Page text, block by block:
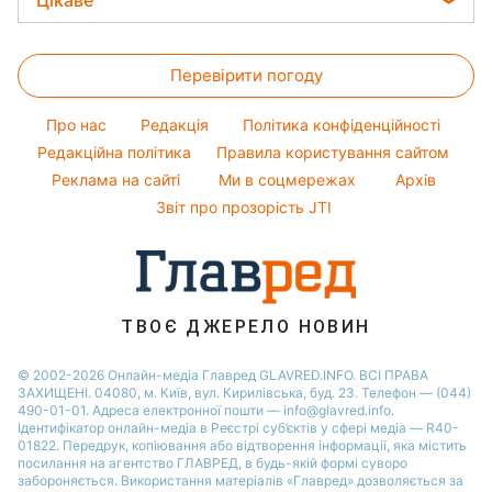
Алла Пугачова
Максим Галкін
Настя Каменських
Віталій Козловський
Потап
Софія Ротару
Модні помилки
Новини моди
Поради від Андре Тана
Жіночі стрижки
Новини Львова
Новини Полтави
Новини Дніпра
Новини Сум
Новини Тернополя
Новини Черкаси
Новини Рівного
Тести по картинці
Оптичні ілюзії
Народні прикмети
Усе про шоу-бізнес
Перевірити погоду
Про нас Редакція
Політика конфіденційності
Редакційна політика
Правила користування сайтом
Реклама на сайті
Ми в соцмережах
Архів
Звіт про прозорість JTI
ТВОЄ ДЖЕРЕЛО НОВИН
© 2002-2026 Онлайн-медіа Главред GLAVRED.INFO. ВСІ ПРАВА
ЗАХИЩЕНІ. 04080, м. Київ, вул. Кирилівська, буд. 23. Телефон — (044)
490-01-01. Адреса електронної пошти — info@glavred.info.
Ідентифікатор онлайн-медіа в Реєстрі суб’єктів у сфері медіа — R40-
01822. Передрук, копіювання або відтворення інформації, яка містить
посилання на агентство ГЛАВРЕД, в будь-якій формi суворо
забороняється. Використання матеріалів «Главред» дозволяється за